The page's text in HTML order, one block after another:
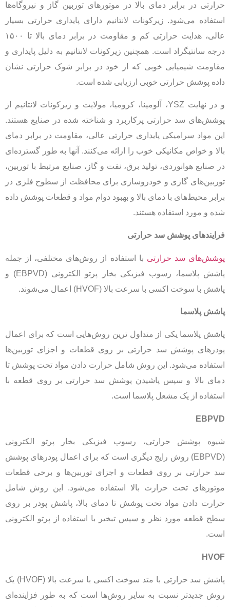
حرارتی در برابر دمای بالا در موتورهای توربین گاز و نیروگاه‌ها
استفاده می‌شود. زیرکونات لانتانیم دارای پایداری حرارتی بسیار
عالی، هدایت حرارتی کم و مقاومت در برابر دمای بالا تا ۱۵۰۰
درجه سانتیگراد است. همچنین زیرکونات لانتانیم به دلیل پایداری و
مقاومت شیمیایی خوبی که از خود در برابر شوک حرارتی نشان
داده پوشش حرارتی خوبی ارزیابی شده است.
و در نهایت YSZ، آلومینا، کرومیا، مولایت و زیرکونات لانتانیم از
پوشش‌های سد حرارتی پرکاربرد و شناخته شده در صنایع هستند.
این مواد سرامیکی پایداری حرارتی عالی، مقاومت در برابر دمای
بالا و خواص مکانیکی خوب را ارائه می‌کنند. آنها به طور گسترده‌ای
در صنایع هوانوردی، تولید برق، نفت و گاز، صنایع مرتبط با توربین،
توربین‌های گازی و خودروسازی برای محافظت از سطوح فلزی در
برابر محیط‌های با دمای بالا و بهبود دوام مواد و قطعات پوشش داده
شده و مورد استفاده هستند.
فرایندهای پوشش سد حرارتی
پوشش‌های سد حرارتی با استفاده از روش‌های مختلفی، از جمله
پاشش پلاسما، رسوب فیزیکی بخار پرتو الکترونی (EBPVD) و
پاشش با سوخت اکسی با سرعت بالا (HVOF) اعمال می‌شوند.
پاشش پلاسما
پاشش پلاسما یکی از متداول ترین روش‌هایی است که برای اعمال
پودرهای پوشش سد حرارتی بر روی قطعات و اجزای توربین‌ها
استفاده می‌شود. این روش شامل حرارت دادن مواد تحت پوشش تا
دمای بالا و سپس پاشیدن پوشش سد حرارتی بر روی قطعه با
استفاده از یک مشعل پلاسما است.
EBPVD
شیوه پوشش حرارتی، رسوب فیزیکی بخار پرتو الکترونی
(EBPVD) روش رایج دیگری است که برای اعمال پودرهای پوشش
سد حرارتی بر روی قطعات و اجزای توربین‌ها و برخی قطعات
موتورهای تحت حرارت بالا استفاده می‌شود. این روش شامل
حرارت دادن مواد تحت پوشش تا دمای بالا، پاشش پودر بر روی
سطح قطعه مورد نظر و سپس تبخیر با استفاده از پرتو الکترونی
است.
HVOF
پاشش سد حرارتی با متد سوخت اکسی با سرعت بالا (HVOF) یک
روش جدیدتر نسبت به سایر روش‌ها است که به طور فزاینده‌ای